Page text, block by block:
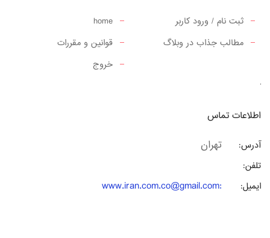
home
ثبت نام / ورود کاربر
قوانین و مقررات
مطالب جذاب در وبلاگ
خروج
اطلاعات تماس
آدرس: تهران
تلفن:
ایمیل:
:
www.iran.com.co@gmail.com